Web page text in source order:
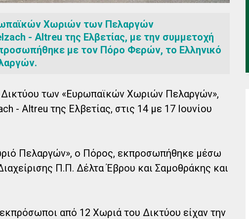
Χωριών των Πελαργών
- Altreu της Ελβετίας, με την συμμετοχή
με τον Πόρο Φερών, το Ελληνικό
Δικτύου των «Ευρωπαϊκών Χωριών Πελαργών»,
- Altreu της Ελβετίας, στις 14 με 17 Ιουνίου
Πελαργών», ο Πόρος, εκπροσωπήθηκε μέσω
Π.Π. Δέλτα Έβρου και Σαμοθράκης και
από 12 Χωριά του Δικτύου είχαν την